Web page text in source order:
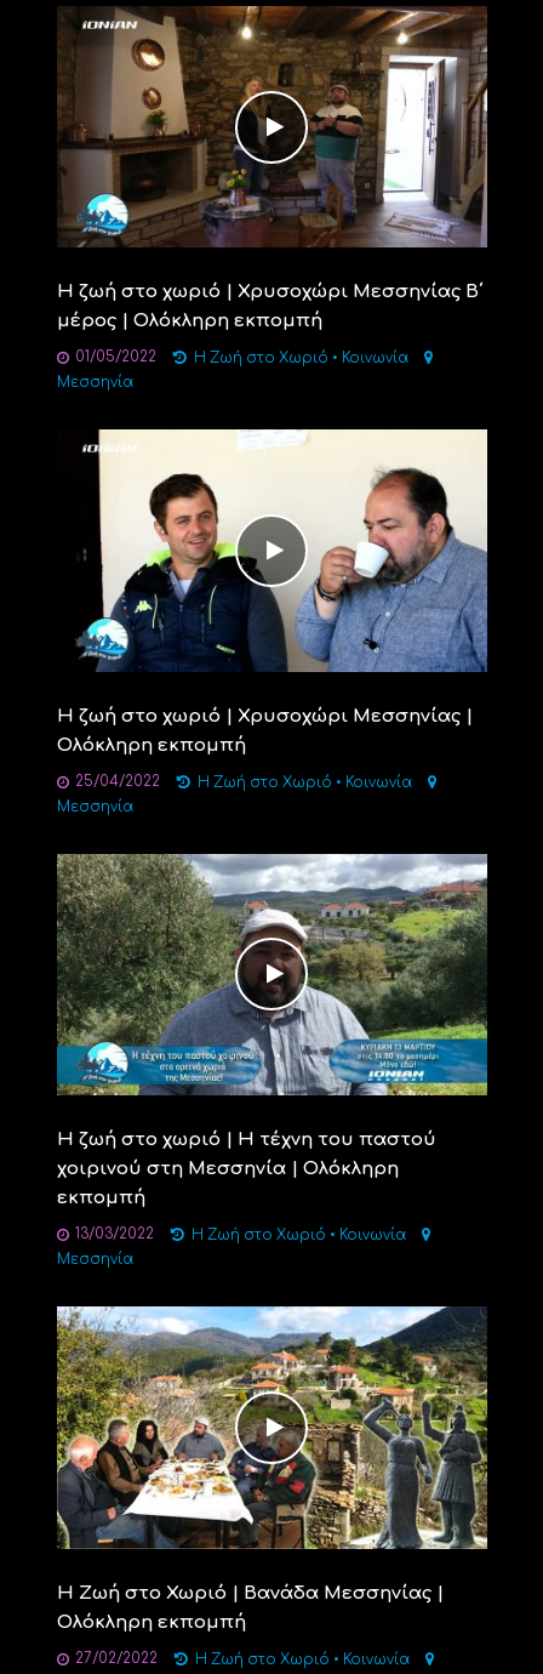
Η ζωή στο χωριό | Χρυσοχώρι Μεσσηνίας Β΄
μέρος | Ολόκληρη εκπομπή
01/05/2022 Η Ζωή στο Χωριό • Κοινωνία
Μεσσηνία
Η ζωή στο χωριό | Χρυσοχώρι Μεσσηνίας |
Ολόκληρη εκπομπή
25/04/2022 Η Ζωή στο Χωριό • Κοινωνία
Μεσσηνία
Η ζωή στο χωριό | Η τέχνη του παστού
χοιρινού στη Μεσσηνία | Ολόκληρη
εκπομπή
13/03/2022 Η Ζωή στο Χωριό • Κοινωνία
Μεσσηνία
Η Ζωή στο Χωριό | Βανάδα Μεσσηνίας |
Ολόκληρη εκπομπή
27/02/2022 Η Ζωή στο Χωριό • Κοινωνία